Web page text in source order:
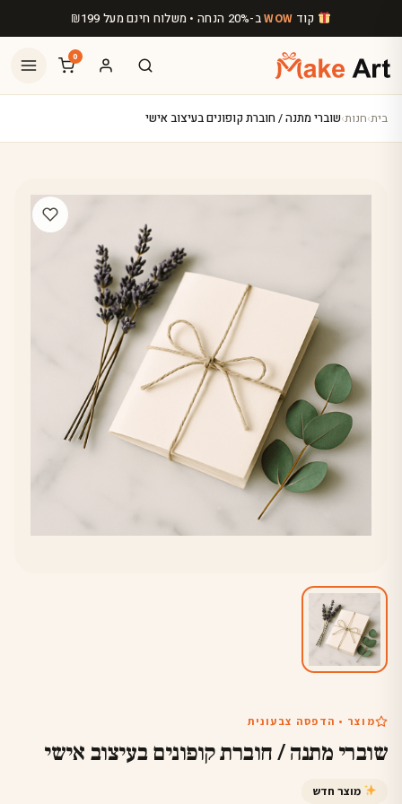
דלג לתוכן הראשי קוד WOWב-20% הנחה • משלוח חינם מעל ₪199
0
בית›חנות›שוברי מתנה / חוברת קופונים בעיצוב אישי
מוצר • הדפסה צבעונית
שוברי מתנה / חוברת קופונים בעיצוב אישי
מוצר חדש